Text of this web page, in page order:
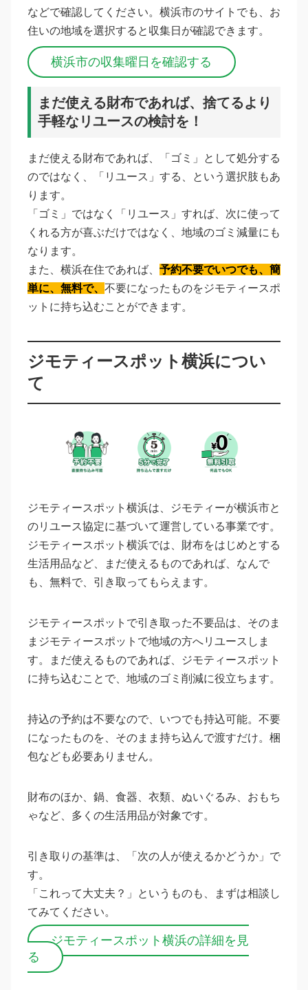
などで確認してください。横浜市のサイトでも、お
住いの地域を選択すると収集日が確認できます。
横浜市の収集曜日を確認する
まだ使える財布であれば、捨てるより
手軽なリユースの検討を！
まだ使える財布であれば、「ゴミ」として処分する
のではなく、「リユース」する、という選択肢もあ
ります。
「ゴミ」ではなく「リユース」すれば、次に使って
くれる方が喜ぶだけではなく、地域のゴミ減量にも
なります。
また、横浜在住であれば、 予約不要でいつでも、簡
単に、無料で、 不要になったものをジモティースポ
ットに持ち込むことができます。
ジモティースポット横浜につい
て
ジモティースポット横浜は、ジモティーが横浜市と
のリユース協定に基づいて運営している事業です。
ジモティースポット横浜では、財布をはじめとする
生活用品など、まだ使えるものであれば、なんで
も、無料で、引き取ってもらえます。
ジモティースポットで引き取った不要品は、そのま
まジモティースポットで地域の方へリユースしま
す。まだ使えるものであれば、ジモティースポット
に持ち込むことで、地域のゴミ削減に役立ちます。
持込の予約は不要なので、いつでも持込可能。不要
になったものを、そのまま持ち込んで渡すだけ。梱
包なども必要ありません。
財布のほか、鍋、食器、衣類、ぬいぐるみ、おもち
ゃなど、多くの生活用品が対象です。
引き取りの基準は、「次の人が使えるかどうか」で
す。
「これって大丈夫？」というものも、まずは相談し
てみてください。
ジモティースポット横浜の詳細を見
る